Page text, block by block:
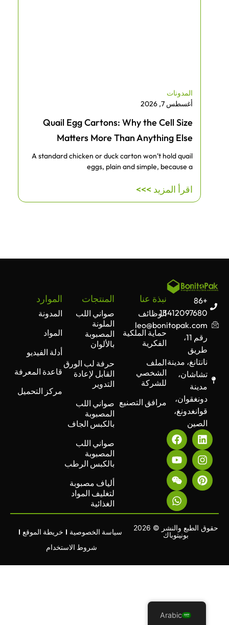
المدونات
أغسطس 7, 2026
Quail Egg Cartons: Why the Cell Size
Matters More Than Anything Else
A standard chicken or duck carton won’t hold quail
eggs, plain and simple, because a
اقرأ المزيد >>>
+86
13412097680
leo@bonitopak.com
رقم 11،
طريق
نانتانغ، مدينة
تشاشان،
مدينة
دونغقوان،
قوانغدونغ،
الصين
نبذة عنا
الوظائف
حماية الملكية
الفكرية
الملف
الشخصي
للشركة
مرافق التصنيع
المنتجات
صواني اللب
الملونة
المصبوبة
بالألوان
حرفة لب الورق
القابل لإعادة
التدوير
صواني اللب
المصبوبة
بالكبس الجاف
صواني اللب
المصبوبة
بالكبس الرطب
ألياف مصبوبة
لتغليف المواد
الغذائية
الموارد
المدونة
المواد
أدلة الفيديو
قاعدة المعرفة
مركز التحميل
حقوق الطبع والنشر © 2026
بونيتوباك
سياسة الخصوصية
خريطة الموقع
شروط الاستخدام
Arabic